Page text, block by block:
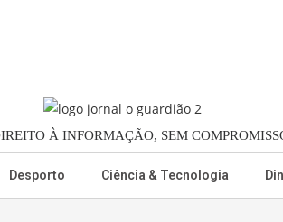
À INFORMAÇÃO, SEM
Desporto Ciência & Tecnologia